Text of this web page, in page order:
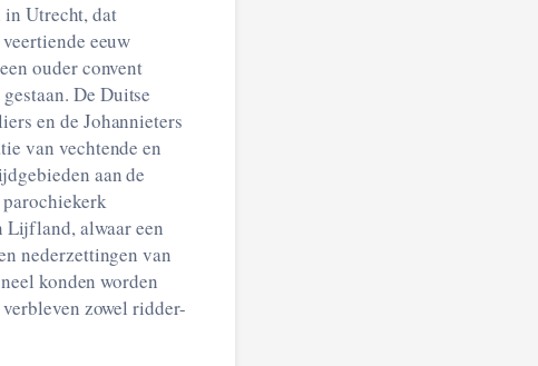
Utrecht, dat
eeuw
ouder convent
De Duitse
en de Johannieters
van vechtende en
aan de
Lijfland, alwaar een
nederzettingen van
konden worden
zowel ridder-